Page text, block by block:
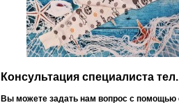
Консультация специалиста
Вы можете задать нам вопрос с